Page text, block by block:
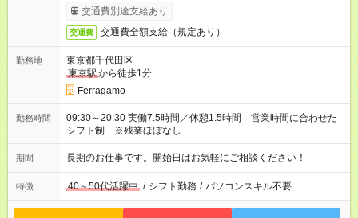
交通費別途支給あり
交通費 交通費全額支給（規定あり）
勤務地
東京都千代田区
東京駅から徒歩1分
Ferragamo
勤務時間
09:30～20:30 実働7.5時間／休憩1.5時間 営業時間に合わせた
シフト制 ※残業ほぼなし
期間 長期のお仕事です。開始日はお気軽にご相談ください！
特徴 40～50代活躍中 / シフト勤務 / パソコンスキル不要